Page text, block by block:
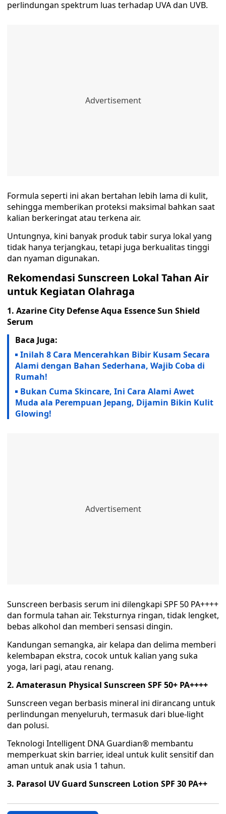
perlindungan spektrum luas terhadap UVA dan UVB.
Formula seperti ini akan bertahan lebih lama di kulit,
sehingga memberikan proteksi maksimal bahkan saat
kalian berkeringat atau terkena air.
Untungnya, kini banyak produk tabir surya lokal yang
tidak hanya terjangkau, tetapi juga berkualitas tinggi
dan nyaman digunakan.
Rekomendasi Sunscreen Lokal Tahan Air
untuk Kegiatan Olahraga
1. Azarine City Defense Aqua Essence Sun Shield
Serum
Baca Juga:
Inilah 8 Cara Mencerahkan Bibir Kusam Secara
Alami dengan Bahan Sederhana, Wajib Coba di
Rumah!
Bukan Cuma Skincare, Ini Cara Alami Awet
Muda ala Perempuan Jepang, Dijamin Bikin Kulit
Glowing!
Sunscreen berbasis serum ini dilengkapi SPF 50 PA++++
dan formula tahan air. Teksturnya ringan, tidak lengket,
bebas alkohol dan memberi sensasi dingin.
Kandungan semangka, air kelapa dan delima memberi
kelembapan ekstra, cocok untuk kalian yang suka
yoga, lari pagi, atau renang.
2. Amaterasun Physical Sunscreen SPF 50+ PA++++
Sunscreen vegan berbasis mineral ini dirancang untuk
perlindungan menyeluruh, termasuk dari blue-light
dan polusi.
Teknologi Intelligent DNA Guardian® membantu
memperkuat skin barrier, ideal untuk kulit sensitif dan
aman untuk anak usia 1 tahun.
3. Parasol UV Guard Sunscreen Lotion SPF 30 PA++